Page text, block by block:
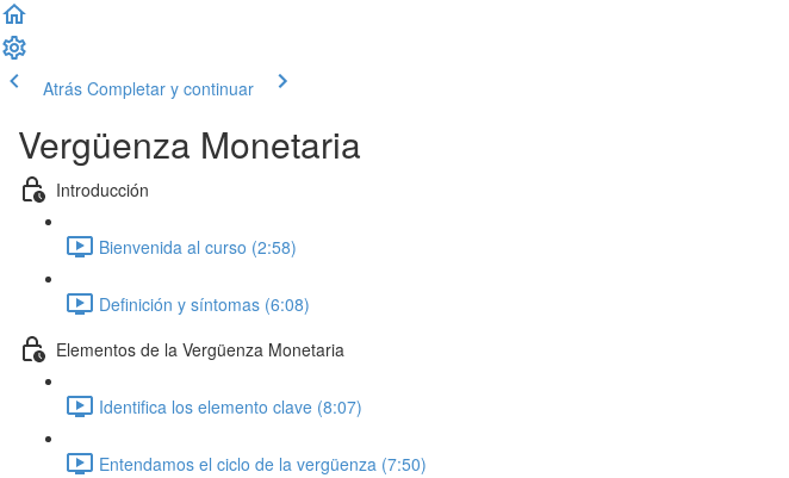
Atrás Completar y continuar
Vergüenza Monetaria
Introducción
Bienvenida al curso (2:58)
Definición y síntomas (6:08)
Elementos de la Vergüenza Monetaria
Identifica los elemento clave (8:07)
Entendamos el ciclo de la vergüenza (7:50)